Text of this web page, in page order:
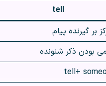
tell
بر گیرنده پیام
بودن ذکر شنونده
tell+